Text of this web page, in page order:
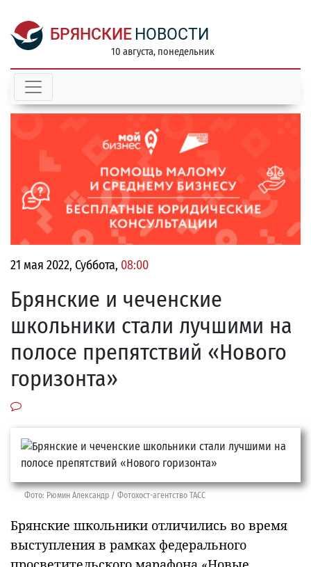
БРЯНСКИЕ НОВОСТИ
10 августа, понедельник
21 мая 2022, Суббота, 08:00
Брянские и чеченские
школьники стали лучшими на
полосе препятствий «Нового
горизонта»
Фото: Рюмин Александр / Фотохост-агентство ТАСС
Брянские школьники отличились во время
выступления в рамках федерального